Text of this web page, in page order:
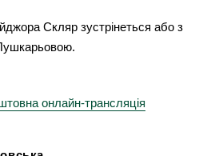
Скляр зустрінеться або з
онлайн-трансляція